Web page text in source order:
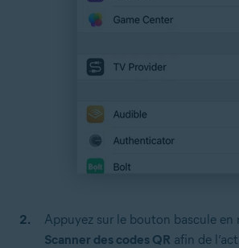
Appuyez sur le bouton bascule en
Scanner des codes QR afin de